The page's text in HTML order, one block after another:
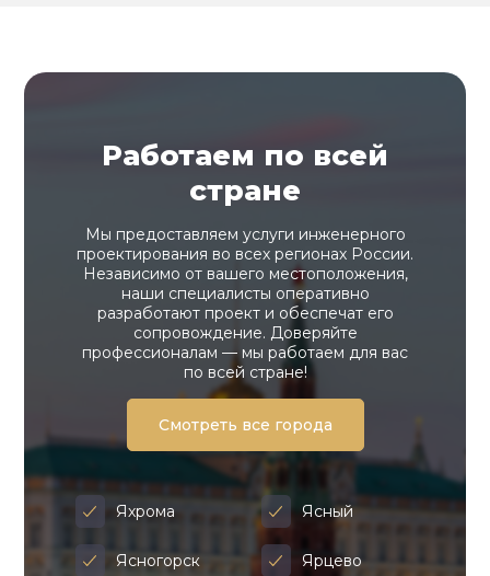
Работаем по всей
стране
Мы предоставляем услуги инженерного
проектирования во всех регионах России.
Независимо от вашего местоположения,
наши специалисты оперативно
разработают проект и обеспечат его
сопровождение. Доверяйте
профессионалам — мы работаем для вас
по всей стране!
Смотреть все города
Яхрома Ясный
Ясногорск Ярцево